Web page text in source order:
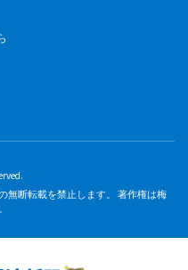
無断転載を禁止します。 著作権は梅